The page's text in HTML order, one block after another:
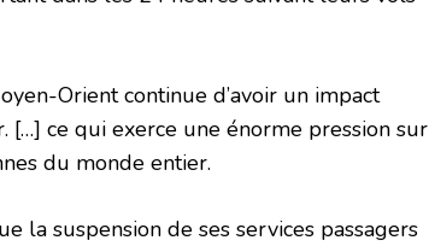
Orient continue d’avoir un impact
ce qui exerce une énorme pression sur
du monde entier.
la suspension de ses services passagers